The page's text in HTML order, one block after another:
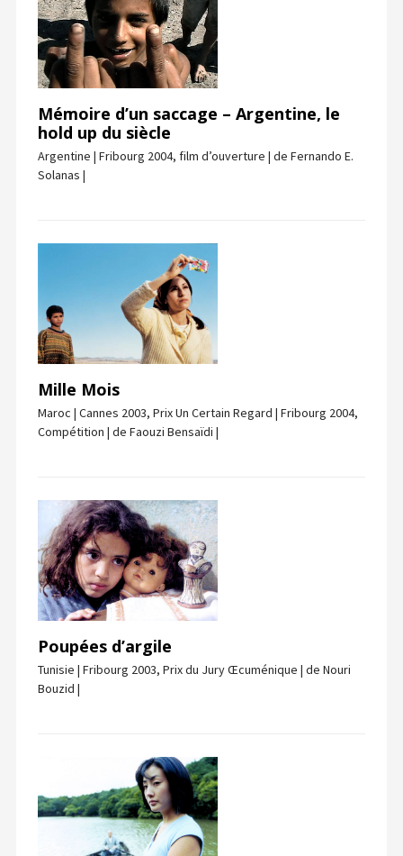
Mémoire d’un saccage – Argentine, le
hold up du siècle
Argentine | Fribourg 2004, film d’ouverture | de Fernando E.
Solanas |
Mille Mois
Maroc | Cannes 2003, Prix Un Certain Regard | Fribourg 2004,
Compétition | de Faouzi Bensaïdi |
Poupées d’argile
Tunisie | Fribourg 2003, Prix du Jury Œcuménique | de Nouri
Bouzid |